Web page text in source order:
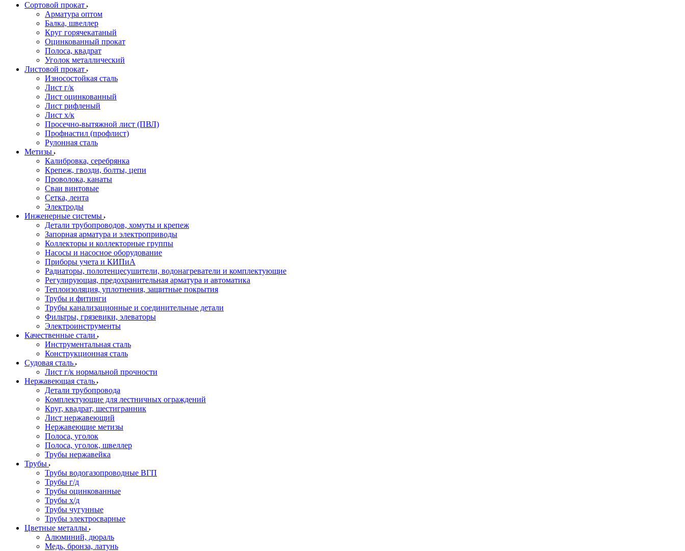
Сортовой прокат
Арматура оптом
Балка, швеллер
Круг горячекатаный
Оцинкованный прокат
Полоса, квадрат
Уголок металлический
Листовой прокат
Износостойкая сталь
Лист г/к
Лист оцинкованный
Лист рифленый
Лист х/к
Просечно-вытяжной лист (ПВЛ)
Профнастил (профлист)
Рулонная сталь
Метизы
Калибровка, серебрянка
Крепеж, гвозди, болты, цепи
Проволока, канаты
Сваи винтовые
Сетка, лента
Электроды
Инженерные системы
Детали трубопроводов, хомуты и крепеж
Запорная арматура и электроприводы
Коллекторы и коллекторные группы
Насосы и насосное оборудование
Приборы учета и КИПиА
Радиаторы, полотенцесушители, водонагреватели и комплектующие
Регулирующая, предохранительная арматура и автоматика
Теплоизоляция, уплотнения, защитные покрытия
Трубы и фитинги
Трубы канализационные и соединительные детали
Фильтры, грязевики, элеваторы
Электроинструменты
Качественные стали
Инструментальная сталь
Конструкционная сталь
Судовая сталь
Лист г/к нормальной прочности
Нержавеющая сталь
Детали трубопровода
Комплектующие для лестничных ограждений
Круг, квадрат, шестигранник
Лист нержавеющий
Нержавеющие метизы
Полоса, уголок
Полоса, уголок, швеллер
Трубы нержавейка
Трубы
Трубы водогазопроводные ВГП
Трубы г/д
Трубы оцинкованные
Трубы х/д
Трубы чугунные
Трубы электросварные
Цветные металлы
Алюминий, дюраль
Медь, бронза, латунь